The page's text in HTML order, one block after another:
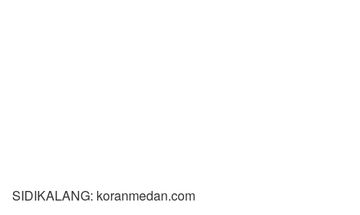
SIDIKALANG: koranmedan.com